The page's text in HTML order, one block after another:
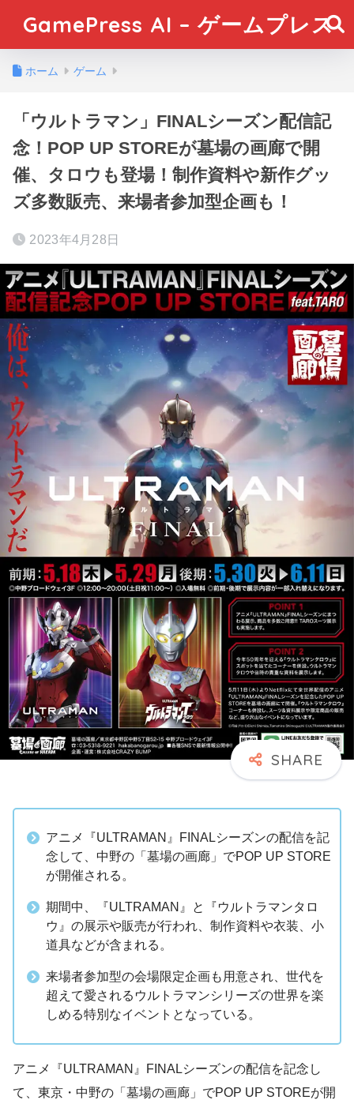
GamePress AI – ゲームプレス
ホーム ゲーム
「ウルトラマン」FINALシーズン配信記
念！POP UP STOREが墓場の画廊で開
催、タロウも登場！制作資料や新作グッ
ズ多数販売、来場者参加型企画も！
2023年4月28日
アニメ『ULTRAMAN』FINALシーズンの配信を記
念して、中野の「墓場の画廊」でPOP UP STORE
が開催される。
期間中、『ULTRAMAN』と『ウルトラマンタロ
ウ』の展示や販売が行われ、制作資料や衣装、小
道具などが含まれる。
来場者参加型の会場限定企画も用意され、世代を
超えて愛されるウルトラマンシリーズの世界を楽
しめる特別なイベントとなっている。
アニメ『ULTRAMAN』FINALシーズンの配信を記念し
て、東京・中野の「墓場の画廊」でPOP UP STOREが開